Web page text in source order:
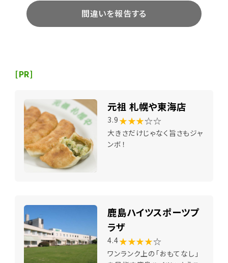
間違いを報告する
[PR]
元祖 札幌や東海店
3.9 ★★★☆☆
大きさだけじゃなく旨さもジャ
ンボ！
鹿島ハイツスポーツプ
ラザ
4.4★★★★☆
ワンランク上の「おもてなし」